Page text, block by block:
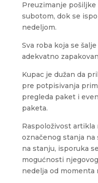
Preuzimanje pošiljke
subotom, dok se
nedeljom.
Sva roba koja se
adekvatno
Kupac je dužan da
pre potpisivanja
pregleda paket i
paketa.
Raspoloživost artikla
označenog stanja
na stanju, isporuka
mogućnosti
nedelja od momenta